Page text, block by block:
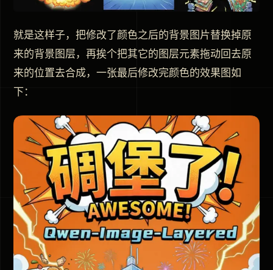
就是这样子，把修改了颜色之后的背景图片替换掉原
来的背景图层，再挨个把其它的图层元素拖动回去原
来的位置去合成，一张最后修改完颜色的效果图如
下：